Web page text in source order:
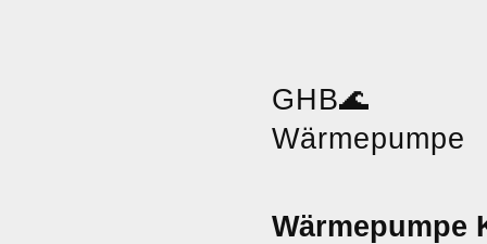
GHB🌊
Wärmepumpe
Wärmepumpe